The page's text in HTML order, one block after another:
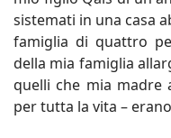
sistemati in una casa
famiglia di quattro
della mia famiglia
quelli che mia madre
per tutta la vita –